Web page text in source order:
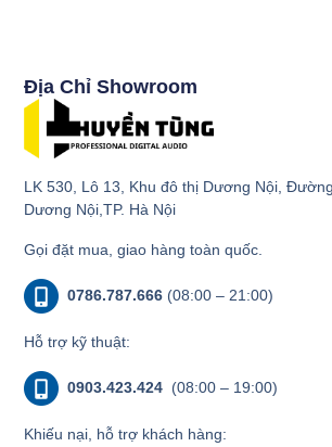
Địa Chỉ Showroom
LK 530, Lô 13, Khu đô thị Dương Nội,
Dương Nội,TP. Hà Nội
Gọi đặt mua, giao hàng toàn quốc.
0786.787.666 (08:00 – 21:00)
Hỗ trợ kỹ thuật:
0903.423.424 (08:00 – 19:00)
Khiếu nại, hỗ trợ khách hàng: